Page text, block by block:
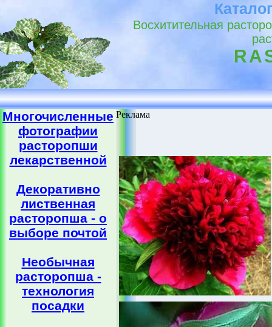
Восхитительная
Многочисленные
фотографии
расторопши
лекарственной
Декоративно
лиственная
расторопша - о
выборе почтой
Необычная
расторопша -
технология
посадки
Реклама